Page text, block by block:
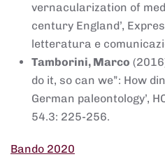
vernacularization of
century England’,
letteratura e
Tamborini, Marco
do it, so can we”: How
German paleontology’,
54.3: 225-256.
Bando 2020